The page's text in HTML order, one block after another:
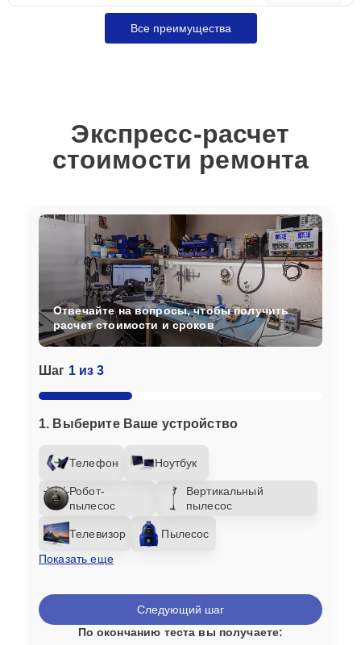
Все преимущества
Экспресс-расчет
стоимости ремонта
Шаг 1 из 3
1. Выберите Ваше устройство
Телефон Ноутбук
Робот-
пылесос
Вертикальный
пылесос
Телевизор
Пылесос
Показать еще
Отвечайте на вопросы, чтобы получить
расчет стоимости и сроков
Следующий шаг
По окончанию теста вы получаете: